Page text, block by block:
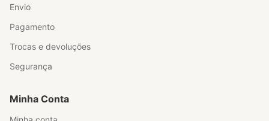
Envio
Pagamento
Trocas e devoluções
Segurança
Minha Conta